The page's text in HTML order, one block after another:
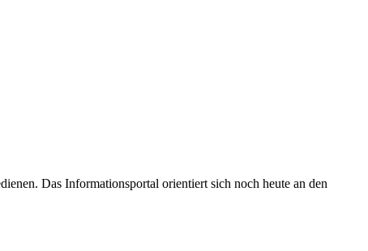
Das Informationsportal orientiert sich noch heute an den